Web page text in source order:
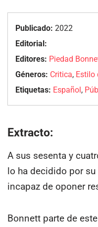
Publicado: 2022
Editorial:
Editores: Piedad
Géneros: Critica, Estilo
Etiquetas: Español,
Extracto:
A sus sesenta y
lo ha decidido por
incapaz de oponer
Bonnett parte de